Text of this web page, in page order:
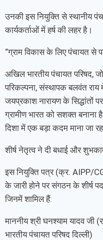
उनकी इस नियुक्ति से स्थानीय
कार्यकर्ताओं में हर्ष की लहर है।
“ग्राम विकास के लिए पंचायत से
अखिल भारतीय पंचायत परिषद,
परिकल्पना, संस्थापक बलवंत
जयप्रकाश नारायण के सिद्धांतों
ग्रामीण भारत को सशक्त बनाना
दिशा में एक बड़ा कदम माना जा
शीर्ष नेतृत्व ने दी बधाई और
इस नियुक्ति पत्र (क्र. AIPP/
के जारी होने पर संगठन के शीर्ष
जिनमें शामिल हैं:
माननीय श्री घनश्याम यादव जी
भारतीय पंचायत परिषद दिल्ली)